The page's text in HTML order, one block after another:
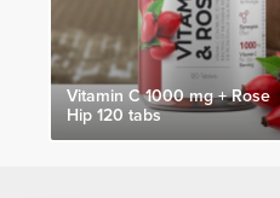
Vitamin C 1000 mg + Rose
Hip 120 tabs